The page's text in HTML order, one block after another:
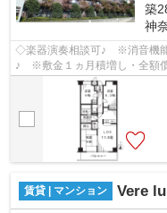
築
神
◇楽器演奏相談可♪ ※消音機
♪ ※敷金１ヵ月積増し・全額
◇エアコン1基・バストイレ別
賃貸 | マンション Vere